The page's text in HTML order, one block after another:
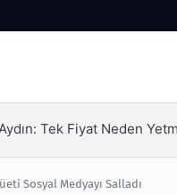
Tek Fiyat Neden
Sosyal Medyayı Salladı